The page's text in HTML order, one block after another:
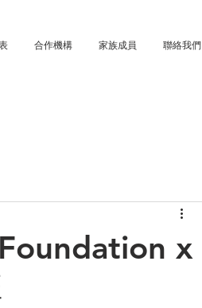
合作機構 家族成員 聯絡我們
x